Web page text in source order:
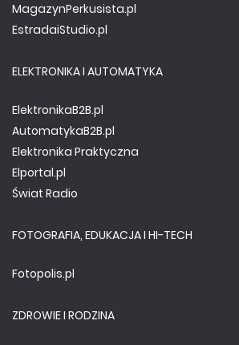
MagazynPerkusista.pl
EstradaiStudio.pl
ELEKTRONIKA I AUTOMATYKA
ElektronikaB2B.pl
AutomatykaB2B.pl
Elektronika Praktyczna
Elportal.pl
Świat Radio
FOTOGRAFIA, EDUKACJA I HI-TECH
Fotopolis.pl
ZDROWIE I RODZINA